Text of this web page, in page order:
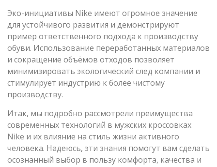
Эко-инициативы Nike имеют огромное значение
для устойчивого развития и демонстрируют
пример ответственного подхода к производству
обуви. Использование переработанных материалов
и сокращение объёмов отходов позволяет
минимизировать экологический след компании и
стимулирует индустрию к более чистому
производству.
Итак, мы подробно рассмотрели преимущества
современных технологий в мужских кроссовках
Nike и их влияние на стиль жизни активного
человека. Надеюсь, эти знания помогут вам сделать
осознанный выбор в пользу комфорта, качества и